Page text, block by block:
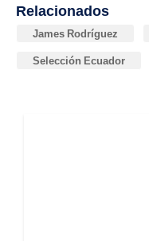
Relacionados
James Rodríguez
Selección Ecuador